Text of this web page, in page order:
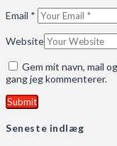
Email *
Website
Gem mit navn, mail
gang jeg kommenterer.
Seneste indlæg